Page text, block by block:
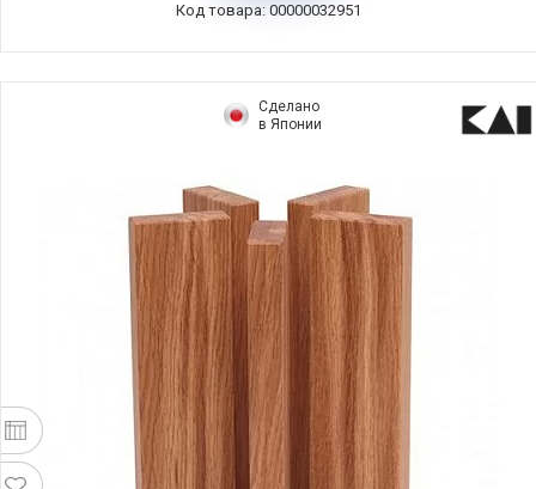
Код товара: 00000032951
Сделано
в Японии